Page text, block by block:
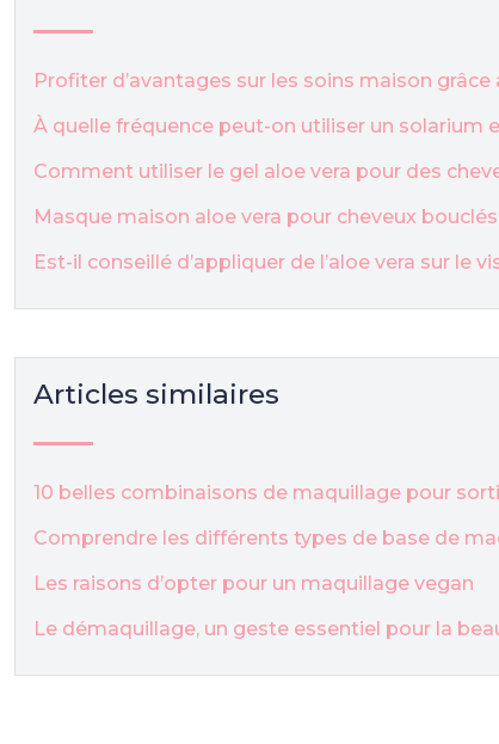
Profiter d’avantages sur les soins maison
À quelle fréquence peut-on utiliser un solarium
Comment utiliser le gel aloe vera pour des
Masque maison aloe vera pour cheveux
Est-il conseillé d’appliquer de l’aloe vera sur le
Articles similaires
10 belles combinaisons de maquillage pour
Comprendre les différents types de base de
Les raisons d’opter pour un maquillage vegan
Le démaquillage, un geste essentiel pour la